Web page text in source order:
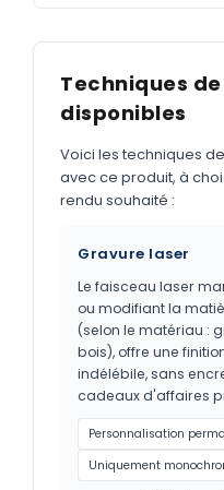
Techniques
disponibles
Voici les techniques
avec ce produit, à
rendu souhaité :
Gravure laser
Le faisceau laser
ou modifiant la
(selon le matériau :
bois), offre une
indélébile, sans
cadeaux d'affaires
Personnalisation
Uniquement